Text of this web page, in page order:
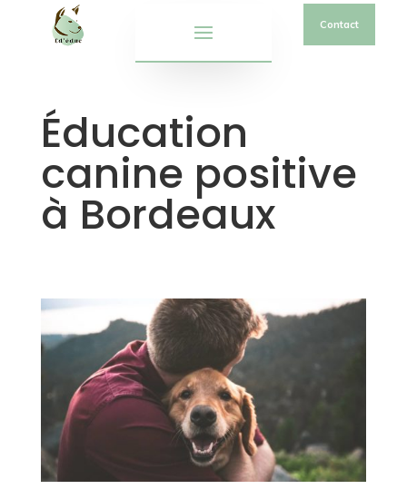
Contact
Éducation
canine positive
à Bordeaux